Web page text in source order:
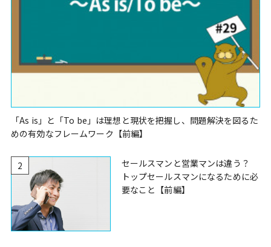
「As is」と「To be」は理想と現状を把握し、問題解決を図るた
めの有効なフレームワーク【前編】
2
セールスマンと営業マンは違う？
トップセールスマンになるために必
要なこと【前編】